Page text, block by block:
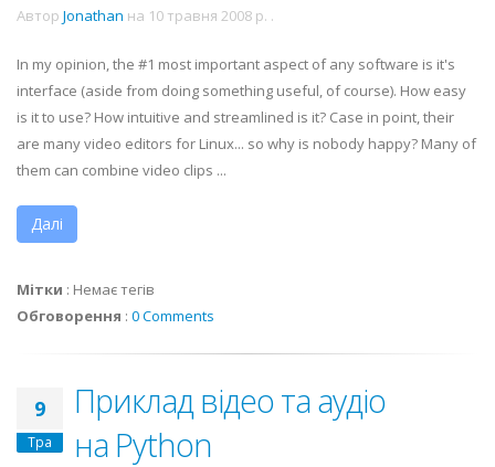
Автор Jonathan на 10 травня 2008 р. .
In my opinion, the #1 most important aspect of any software is it's
interface (aside from doing something useful, of course). How easy
is it to use? How intuitive and streamlined is it? Case in point, their
are many video editors for Linux... so why is nobody happy? Many of
them can combine video clips ...
Далі
Мітки : Немає тегів
Обговорення : 0 Comments
9
Тра
Приклад відео та аудіо
на Python